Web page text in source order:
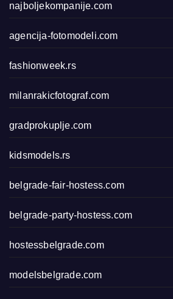
najboljekompanije.com
agencija-fotomodeli.com
fashionweek.rs
milanrakicfotograf.com
gradprokuplje.com
kidsmodels.rs
belgrade-fair-hostess.com
belgrade-party-hostess.com
hostessbelgrade.com
modelsbelgrade.com